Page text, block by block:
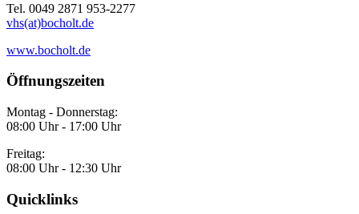
Tel. 0049 2871 953-2277
vhs(at)bocholt.de
www.bocholt.de
Öffnungszeiten
Montag - Donnerstag:
08:00 Uhr - 17:00 Uhr
Freitag:
08:00 Uhr - 12:30 Uhr
Quicklinks